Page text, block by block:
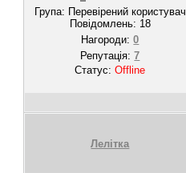
Група: Перевірений користувач
Повідомлень: 18
Нагороди:0
Репутація:7
Статус:Offline
Лелітка